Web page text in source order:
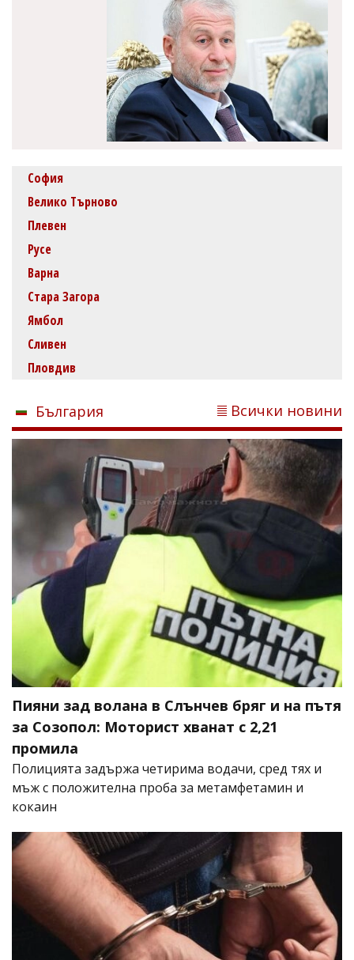
София
Велико Търново
Плевен
Русе
Варна
Стара Загора
Ямбол
Сливен
Пловдив
България Всички новини
Пияни зад волана в Слънчев бряг и на пътя
за Созопол: Моторист хванат с 2,21
промила
Полицията задържа четирима водачи, сред тях и
мъж с положителна проба за метамфетамин и
кокаин